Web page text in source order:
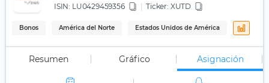
ISIN: LU0429459356 Ticker: XUTD
Bonos América del Norte Estados Unidos de América
Resumen Gráfico Asignación